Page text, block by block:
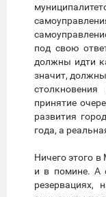
под свою
должны идти
значит,
принятие
развития
года, а
Ничего этого
и в помине. А
резервациях,